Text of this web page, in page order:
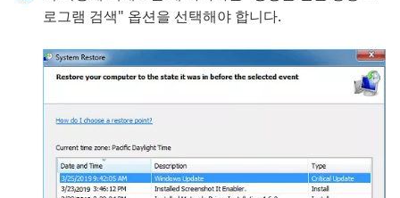
로그램 검색" 옵션을 선택해야 합니다.